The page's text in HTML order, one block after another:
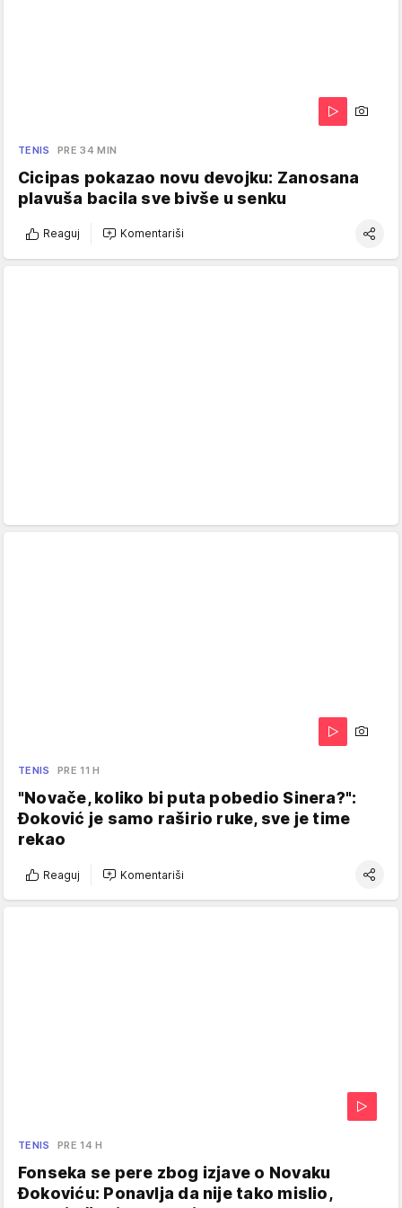
TENIS PRE 34 MIN
Cicipas pokazao novu devojku: Zanosana
plavuša bacila sve bivše u senku
Reaguj Komentariši
TENIS PRE 11 H
"Novače, koliko bi puta pobedio Sinera?":
Đoković je samo raširio ruke, sve je time
rekao
Reaguj Komentariši
TENIS PRE 14 H
Fonseka se pere zbog izjave o Novaku
Đokoviću: Ponavlja da nije tako mislio,